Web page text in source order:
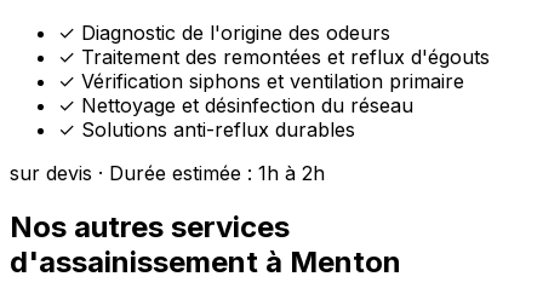
✓ Diagnostic de l'origine des odeurs
✓ Traitement des remontées et reflux d'égouts
✓ Vérification siphons et ventilation primaire
✓ Nettoyage et désinfection du réseau
✓ Solutions anti-reflux durables
sur devis · Durée estimée : 1h à 2h
Nos autres services
d'assainissement à Menton